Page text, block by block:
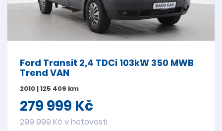
Ford Transit 2,4 TDCi 103kW 350 MWB
Trend VAN
2010 | 125 409 km
279 999 Kč
299 999 Kč v hotovosti